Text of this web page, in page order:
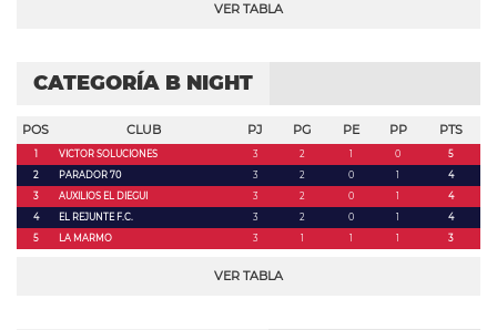
VER TABLA
CATEGORÍA B NIGHT
POS CLUB PJ PG PE PP PTS
1 VICTOR SOLUCIONES 3 2 1 0
5
2
PARADOR 70 3 2 0 1
4
3
AUXILIOS EL DIEGUI 3 2 0 1
4
4
EL REJUNTE F.C. 3 2 0 1
4
5
LA MARMO 3 1 1 1 3
VER TABLA